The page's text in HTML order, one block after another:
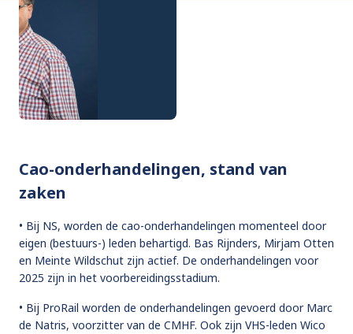
Cao-onderhandelingen, stand van
zaken
• Bij NS, worden de cao-onderhandelingen momenteel door
eigen (bestuurs-) leden behartigd. Bas Rijnders, Mirjam Otten
en Meinte Wildschut zijn actief. De onderhandelingen voor
2025 zijn in het voorbereidingsstadium.
• Bij ProRail worden de onderhandelingen gevoerd door Marc
de Natris, voorzitter van de CMHF. Ook zijn VHS-leden Wico